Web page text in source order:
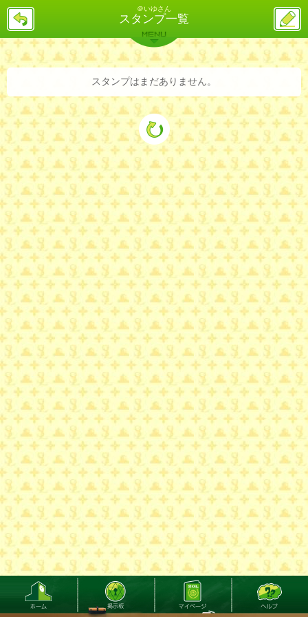
＠いゆさん
スタンプ一覧
戻
ス
投
稿
バックナンバー 詳細検索 ランキング
MENU
スタンプはまだありません。